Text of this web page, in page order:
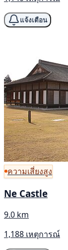
แจ้งเตือน
ความเสี่ยงสูง
Ne Castle
9.0 km
1,188 เหตุการณ์